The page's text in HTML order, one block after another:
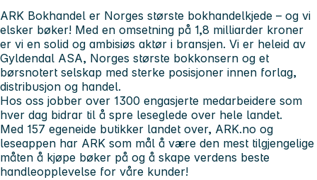
ARK Bokhandel er Norges største bokhandelkjede – og vi
elsker bøker! Med en omsetning på 1,8 milliarder kroner
er vi en solid og ambisiøs aktør i bransjen. Vi er heleid av
Gyldendal ASA, Norges største bokkonsern og et
børsnotert selskap med sterke posisjoner innen forlag,
distribusjon og handel.
Hos oss jobber over 1300 engasjerte medarbeidere som
hver dag bidrar til å spre leseglede over hele landet.
Med 157 egeneide butikker landet over, ARK.no og
leseappen har ARK som mål å være den mest tilgjengelige
måten å kjøpe bøker på og å skape verdens beste
handleopplevelse for våre kunder!